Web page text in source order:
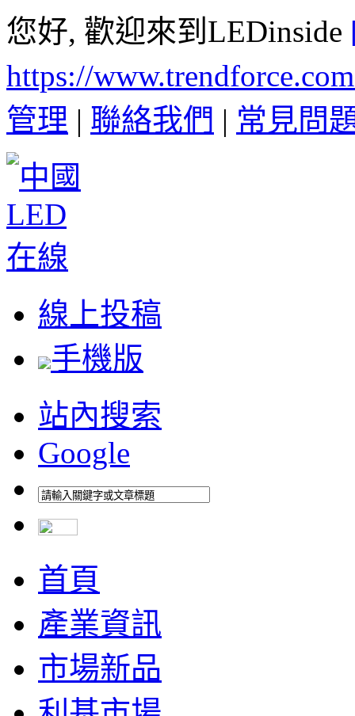
您好, 歡迎來到LEDinside
https://
管理 | 聯絡我們 | 常見問
線上投稿
手機版
站內搜索
Google
首頁
產業資訊
市場新品